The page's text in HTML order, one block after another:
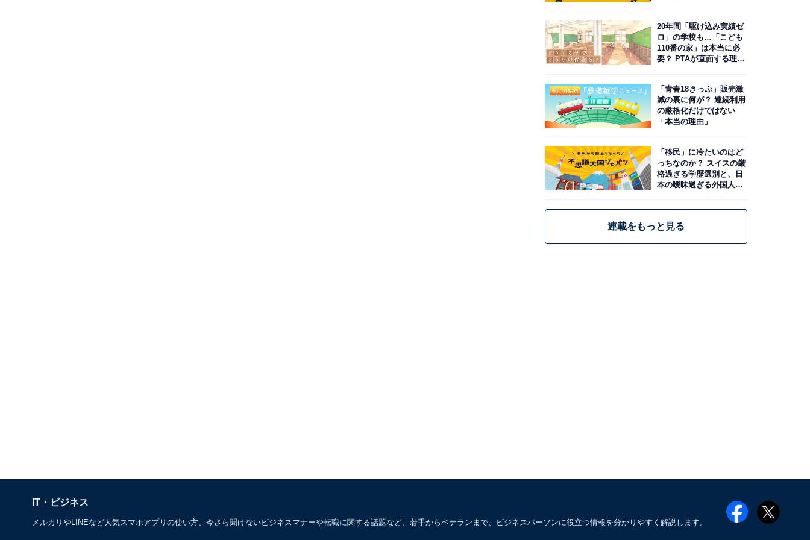
20年間「駆け込み実績ゼ
ロ」の学校も…「こども
110番の家」は本当に必
要？ PTAが直面する理想
「青春18きっぷ」販売激
減の裏に何が？ 連続利用
の厳格化だけではない
「本当の理由」
「移民」に冷たいのはど
っちなのか？ スイスの厳
格過ぎる学歴選別と、日
本の曖昧過ぎる外国人政
連載をもっと見る
IT・ビジネス
メルカリやLINEなど人気スマホアプリの使い方、今さら聞けないビジネスマナーや転職に関する話題など、若手からベテランまで、ビジネスパーソンに役立つ情報を分かりやすく解説します。